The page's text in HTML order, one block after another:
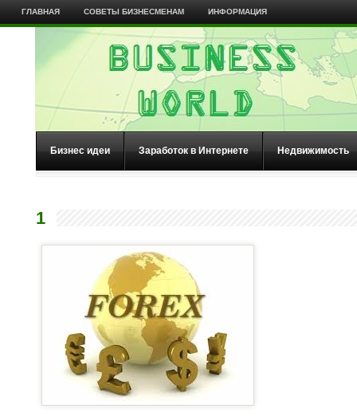
ГЛАВНАЯ СОВЕТЫ БИЗНЕСМЕНАМ ИНФОРМАЦИЯ
Бизнес идеи Заработок в Интернете Недвижимость
1